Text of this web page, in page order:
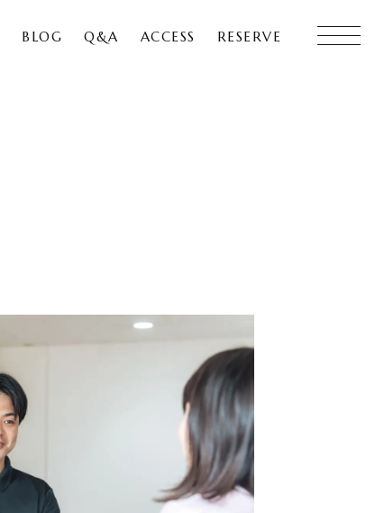
BLOG Q&A ACCESS RESERVE